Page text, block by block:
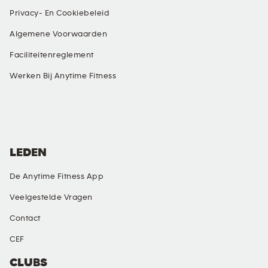
Privacy- En Cookiebeleid
Algemene Voorwaarden
Faciliteitenreglement
Werken Bij Anytime Fitness
CLUBS
LEDEN
De Anytime Fitness App
Veelgestelde Vragen
Contact
CEF